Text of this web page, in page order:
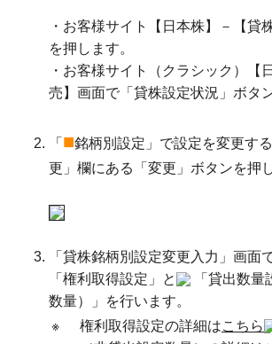
・お客様サイト【日本株】－【貸
を押します。
・お客様サイト（クラシック）【
売】画面で「貸株設定状況」ボタ
「 ■銘柄別設定」で設定を変更す
更」欄にある「変更」ボタンを押
「貸株銘柄別設定変更入力」画面
「権利取得設定」と
「貸出数
数量）」を行います。
※
権利取得設定の詳細はこちら